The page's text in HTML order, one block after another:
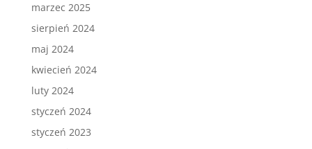
marzec 2025
sierpień 2024
maj 2024
kwiecień 2024
luty 2024
styczeń 2024
styczeń 2023